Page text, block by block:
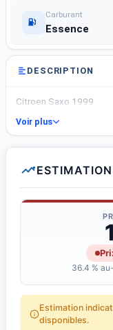
Carburant
Essence
DESCRIPTION
Citroen Saxo 1999
Voir plus
36.4 %
Estimation
disponibles.